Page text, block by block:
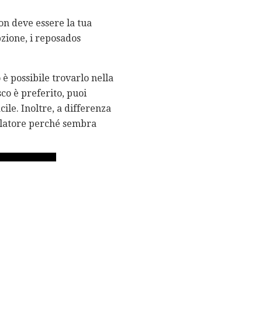
deve essere la tua
i reposados
possibile trovarlo nella
è preferito, puoi
Inoltre, a differenza
perché sembra